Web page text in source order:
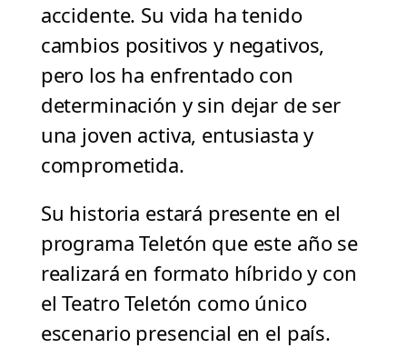
accidente. Su vida ha tenido
cambios positivos y negativos,
pero los ha enfrentado con
determinación y sin dejar de ser
una joven activa, entusiasta y
comprometida.
Su historia estará presente en el
programa Teletón que este año se
realizará en formato híbrido y con
el Teatro Teletón como único
escenario presencial en el país.